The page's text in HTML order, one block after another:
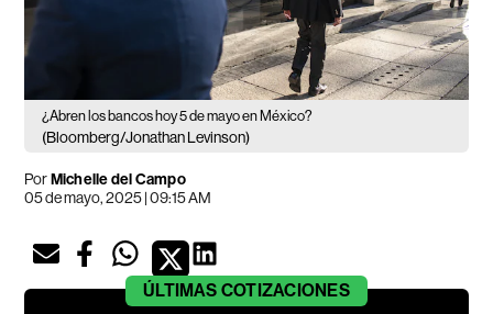
¿Abren los bancos hoy 5 de mayo en México?
(Bloomberg/Jonathan Levinson)
PorMichelle del Campo
05 de mayo, 2025 | 09:15 AM
ÚLTIMAS COTIZACIONES